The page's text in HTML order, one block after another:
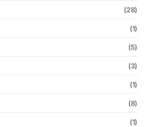
(28)
(1)
(5)
(3)
(1)
(8)
(1)